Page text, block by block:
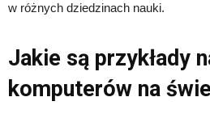
w różnych dziedzinach nauki.
Jakie są przykłady
komputerów na